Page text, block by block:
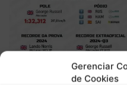
Gerenciar
de Cookies